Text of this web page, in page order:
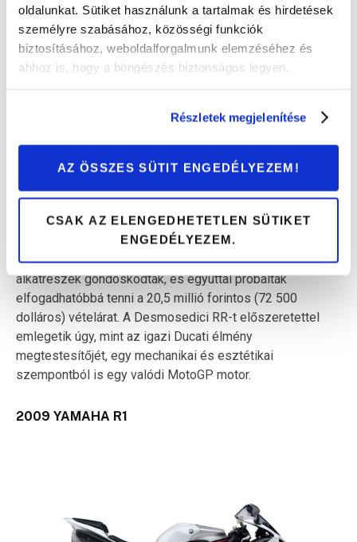
oldalunkat. Sütiket használunk a tartalmak és hirdetések
személyre szabásához, közösségi funkciók
biztosításához, weboldalforgalmunk elemzéséhez és
ahhoz is, hogy a böngészés biztonságos legyen.
Részletek megjelenítése
AZ ÖSSZES SÜTIT ENGEDÉLYEZEM!
CSAK AZ ELENGEDHETETLEN SÜTIKET
ENGEDÉLYEZEM.
Ha mindig arról álmodtál, hogy te leszel a következő
Valentino Rossi, akkor a Ducati Desmosedici RR a neked
való motor. A Ducati 2006-os MotoGP gépének utcai
fokos hengerszögű, V4-es erőforrás és 295 kilométer/
órás (194 mérföld/órás) végsebesség. A
csúcsminősségről a Ducati versenypályán bizonyított
technológiája mellett az Öhlins, a Brembo és Marchesini
alkatrészek gondoskodtak, és egyúttal próbálták
elfogadhatóbbá tenni a 20,5 millió forintos (72 500
dolláros) vételárat. A Desmosedici RR-t előszeretettel
emlegetik úgy, mint az igazi Ducati élmény
megtestesítőjét, egy mechanikai és esztétikai
szempontból is egy valódi MotoGP motor.
2009 YAMAHA R1